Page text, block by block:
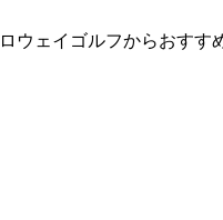
ェイゴルフからおすす